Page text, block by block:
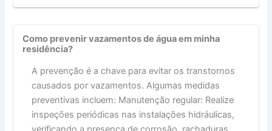
Como prevenir vazamentos de água em minha
residência?
A prevenção é a chave para evitar os transtornos
causados por vazamentos. Algumas medidas
preventivas incluem: Manutenção regular: Realize
inspeções periódicas nas instalações hidráulicas,